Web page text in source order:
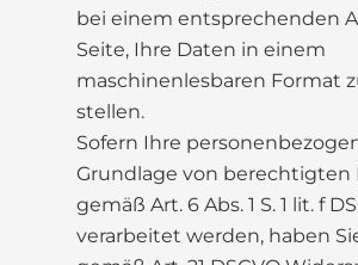
bei einem entsprechenden
Seite, Ihre Daten in einem
maschinenlesbaren Format
stellen.
Sofern Ihre
Grundlage von berechtigten
gemäß Art. 6 Abs. 1 S. 1 lit. f
verarbeitet werden, haben